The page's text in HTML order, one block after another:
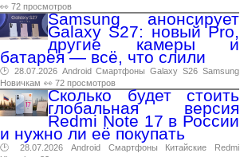
👀 72 просмотров
Samsung анонсирует
Galaxy S27: новый Pro,
другие камеры и
батарея — всё, что слили
🕑 28.07.2026 Android Смартфоны Galaxy S26 Samsung
Новичкам 👀 72 просмотров
Сколько будет стоить
глобальная версия
Redmi Note 17 в России
и нужно ли её покупать
🕑 28.07.2026 Android Смартфоны Китайские
Redmi